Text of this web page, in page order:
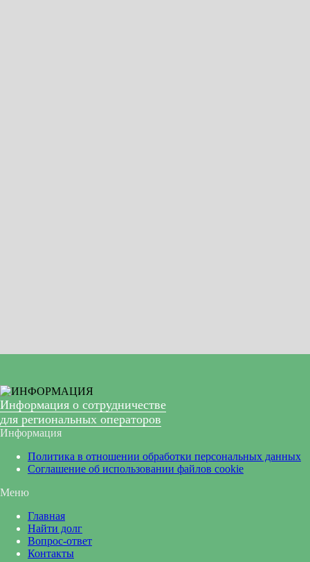
Информация о сотрудничестве
для региональных операторов
Информация
Политика в отношении обработки персональных данных
Соглашение об использовании файлов cookie
Меню
Главная
Найти долг
Вопрос-ответ
Контакты